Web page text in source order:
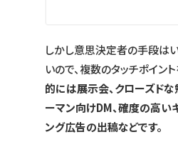
しかし意思決定者の手段は
いので、複数のタッチポイン
的には展示会、クローズド
ーマン向けDM、確度の高い
ング広告の出稿などです。